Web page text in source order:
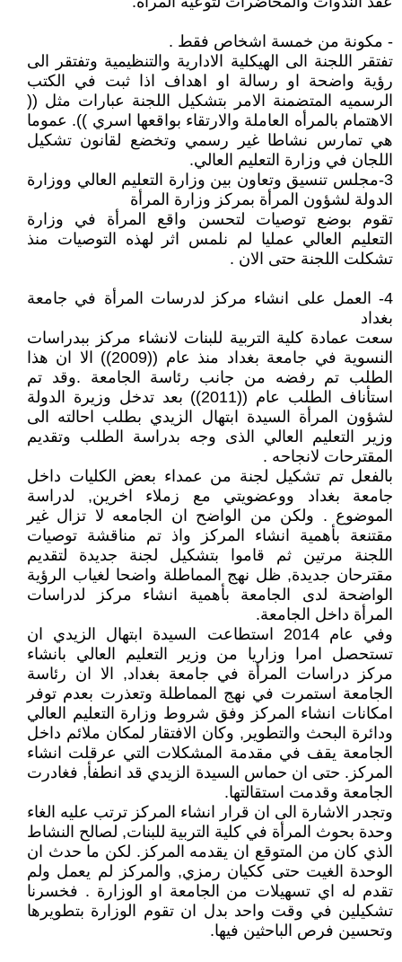
- مكونة من خمسة اشخاص فقط .
تفتقر اللجنة الى الهيكلية الادارية والتنظيمية وتفتقر الى
رؤية واضحة او رسالة او اهداف اذا ثبت في الكتب
الرسميه المتضمنة الامر بتشكيل اللجنة عبارات مثل ((
الاهتمام بالمرأه العاملة والارتقاء بواقعها اسري )). عموما
هي تمارس نشاطا غير رسمي وتخضع لقانون تشكيل
اللجان في وزارة التعليم العالي.
3-مجلس تنسيق وتعاون بين وزارة التعليم العالي ووزارة
الدولة لشؤون المرأة بمركز وزارة المرأة
تقوم بوضع توصيات لتحسن واقع المرأة في وزارة
التعليم العالي عمليا لم نلمس اثر لهذه التوصيات منذ
تشكلت اللجنة حتى الان .
4- العمل على انشاء مركز لدرسات المرأة في جامعة
بغداد
سعت عمادة كلية التربية للبنات لانشاء مركز ببدراسات
النسوية في جامعة بغداد منذ عام ((2009)) الا ان هذا
الطلب تم رفضه من جانب رئاسة الجامعة .وقد تم
استأناف الطلب عام ((2011)) بعد تدخل وزيرة الدولة
لشؤون المرأة السيدة ابتهال الزيدي بطلب احالته الى
وزير التعليم العالي الذى وجه بدراسة الطلب وتقديم
المقترحات لانجاحه .
بالفعل تم تشكيل لجنة من عمداء بعض الكليات داخل
جامعة بغداد ووعضويتي مع زملاء اخرين, لدراسة
الموضوع . ولكن من الواضح ان الجامعه لا تزال غير
مقتنعة بأهمية انشاء المركز واذ تم مناقشة توصيات
اللجنة مرتين ثم قاموا بتشكيل لجنة جديدة لتقديم
مقترحان جديدة, ظل نهج المماطلة واضحا لغياب الرؤية
الواضحة لدى الجامعة بأهمية انشاء مركز لدراسات
المرأة داخل الجامعة.
وفي عام 2014 استطاعت السيدة ابتهال الزيدي ان
تستحصل امرا وزاريا من وزير التعليم العالي بانشاء
مركز دراسات المرأة في جامعة بغداد, الا ان رئاسة
الجامعة استمرت في نهج المماطلة وتعذرت بعدم توفر
امكانات انشاء المركز وفق شروط وزارة التعليم العالي
ودائرة البحث والتطوير, وكان الافتقار لمكان ملائم داخل
الجامعة يقف في مقدمة المشكلات التي عرقلت انشاء
المركز. حتى ان حماس السيدة الزيدي قد انطفأ, فغادرت
الجامعة وقدمت استقالتها.
وتجدر الاشارة الى ان قرار انشاء المركز ترتب عليه الغاء
وحدة بحوث المرأة في كلية التربية للبنات, لصالح النشاط
الذي كان من المتوقع ان يقدمه المركز. لكن ما حدث ان
الوحدة الغيت حتى ككيان رمزي, والمركز لم يعمل ولم
تقدم له اي تسهيلات من الجامعة او الوزارة . فخسرنا
تشكيلين في وقت واحد بدل ان تقوم الوزارة بتطويرها
وتحسين فرص الباحثين فيها.